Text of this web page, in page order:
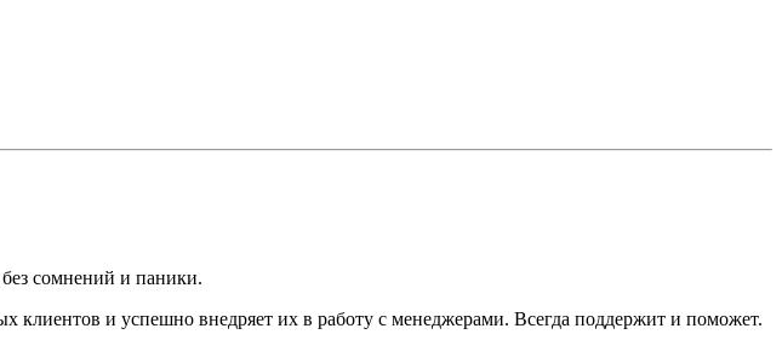
сомнений и паники.
клиентов и успешно внедряет их в работу с менеджерами. Всегда поддержит и поможет.